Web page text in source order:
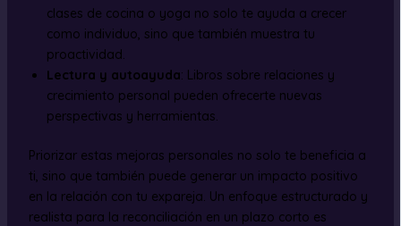
clases de cocina o yoga no solo te ayuda a crecer
como individuo, sino que también muestra tu
proactividad.
Lectura y autoayuda: Libros sobre relaciones y
crecimiento personal pueden ofrecerte nuevas
perspectivas y herramientas.
Priorizar estas mejoras personales no solo te beneficia a
ti, sino que también puede generar un impacto positivo
en la relación con tu expareja. Un enfoque estructurado y
realista para la reconciliación en un plazo corto es